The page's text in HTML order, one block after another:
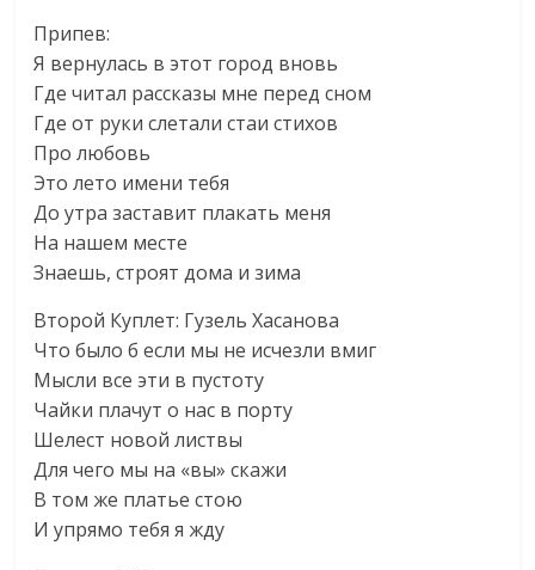
Припев:
Я вернулась в этот город вновь
Где читал рассказы мне перед сном
Где от руки слетали стаи стихов
Про любовь
Это лето имени тебя
До утра заставит плакать меня
На нашем месте
Знаешь, строят дома и зима
Второй Куплет: Гузель Хасанова
Что было б если мы не исчезли вмиг
Мысли все эти в пустоту
Чайки плачут о нас в порту
Шелест новой листвы
Для чего мы на «вы» скажи
В том же платье стою
И упрямо тебя я жду